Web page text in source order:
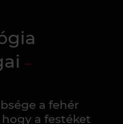
a fehér
a festéket